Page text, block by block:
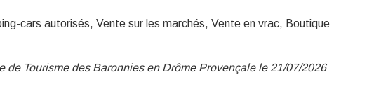
cars autorisés, Vente sur les marchés, Vente en vrac, Boutique
de Tourisme des Baronnies en Drôme Provençale le 21/07/2026